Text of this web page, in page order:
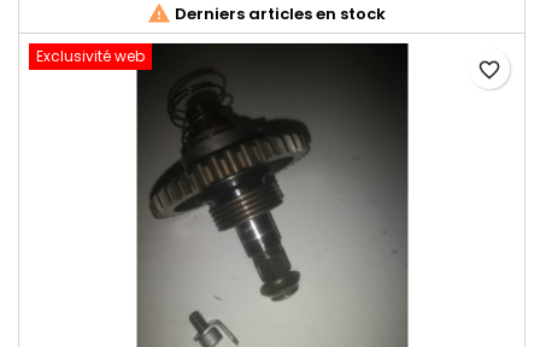
 Derniers articles en stock
Exclusivité web
favorite_border